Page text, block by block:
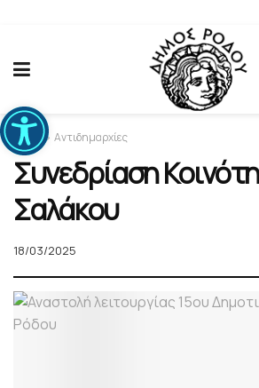
Ανοίξτε τη γραμμή εργαλείων
Home Αντιδημαρχίες
Συνεδρίαση
Σαλάκου
18/03/2025